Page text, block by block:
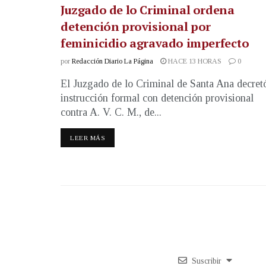
Juzgado de lo Criminal ordena
detención provisional por
feminicidio agravado imperfecto
por Redacción Diario La Página HACE 13 HORAS 0
El Juzgado de lo Criminal de Santa Ana
instrucción formal con detención provisional
contra A. V. C. M., de...
LEER MÁS
Suscribir